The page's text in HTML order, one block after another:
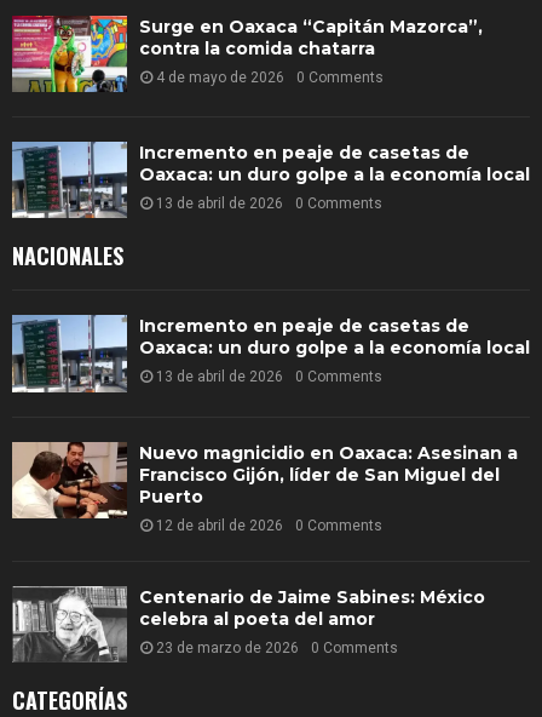
Surge en Oaxaca “Capitán Mazorca”,
contra la comida chatarra
4 de mayo de 2026 0 Comments
Incremento en peaje de casetas de
Oaxaca: un duro golpe a la economía local
13 de abril de 2026 0 Comments
NACIONALES
Incremento en peaje de casetas de
Oaxaca: un duro golpe a la economía local
13 de abril de 2026 0 Comments
Nuevo magnicidio en Oaxaca: Asesinan a
Francisco Gijón, líder de San Miguel del
Puerto
12 de abril de 2026 0 Comments
Centenario de Jaime Sabines: México
celebra al poeta del amor
23 de marzo de 2026 0 Comments
CATEGORÍAS